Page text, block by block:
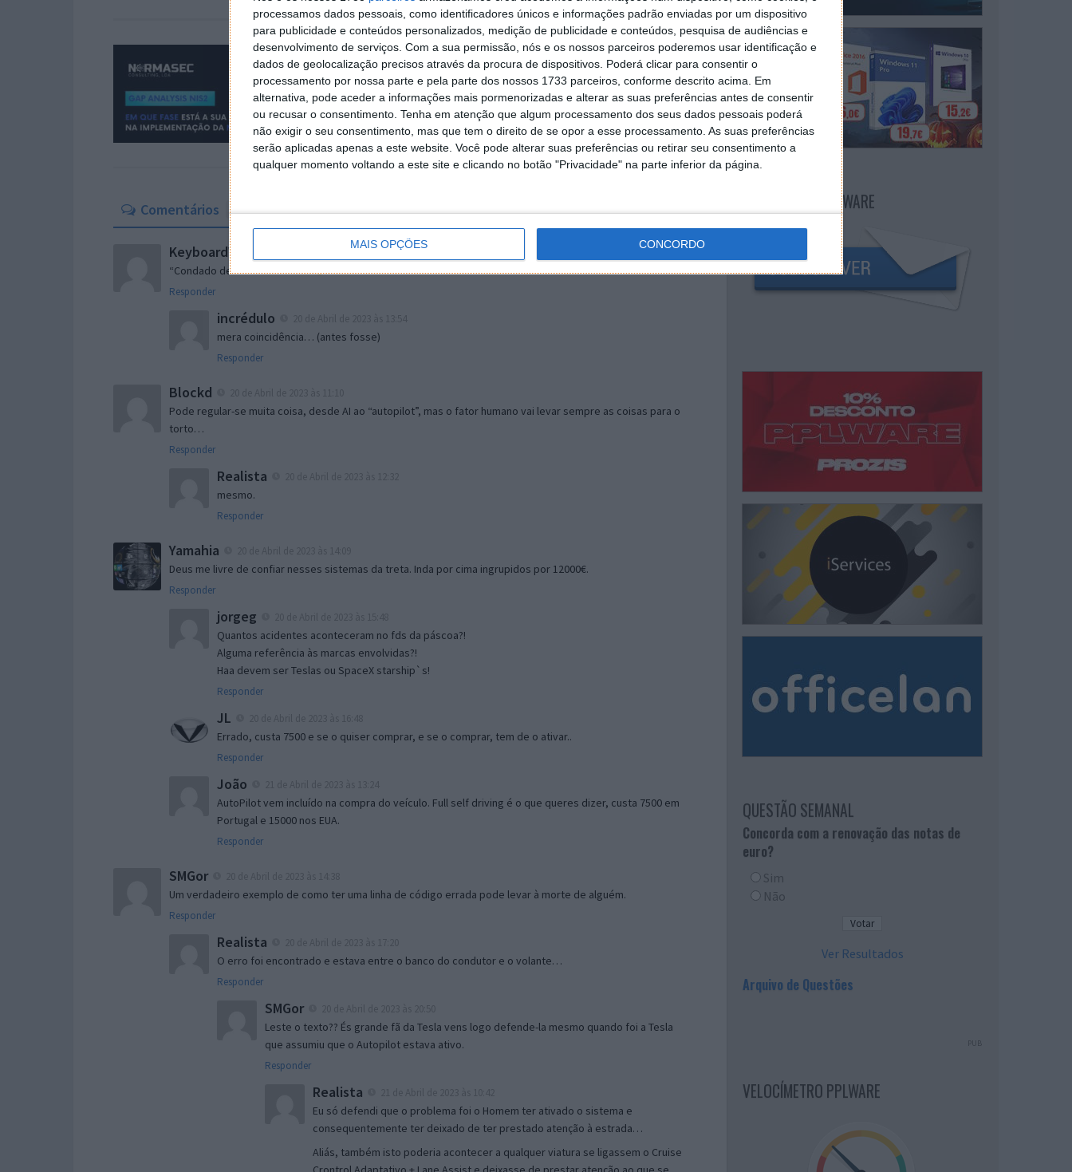
processamos dados pessoais, como identificadores únicos e informações padrão enviadas por um dispositivo
para publicidade e conteúdos personalizados, medição de publicidade e conteúdos, pesquisa de audiências e
desenvolvimento de serviços. Com a sua permissão, nós e os nossos parceiros poderemos usar identificação e
dados de geolocalização precisos através da procura de dispositivos. Poderá clicar para consentir o
processamento por nossa parte e pela parte dos nossos 1733 parceiros, conforme descrito acima. Em
alternativa, pode aceder a informações mais pormenorizadas e alterar as suas preferências antes de consentir
ou recusar o consentimento. Tenha em atenção que algum processamento dos seus dados pessoais poderá
não exigir o seu consentimento, mas que tem o direito de se opor a esse processamento. As suas preferências
serão aplicadas apenas a este website. Você pode alterar suas preferências ou retirar seu consentimento a
qualquer momento voltando a este site e clicando no botão "Privacidade" na parte inferior da página.
MAIS OPÇÕES CONCORDO
Comentários 13
KeyboardWarrior 20 de Abril de 2023 às 11:04
“Condado de Contra Costa…”
Responder
incrédulo
mera coincidência… (antes fosse)
Responder
Blockd
Pode regular-se muita coisa, desde AI ao “autopilot”, mas o fator humano vai levar sempre as coisas para o
torto…
Responder
Realista
mesmo.
Responder
Yamahia
Deus me livre de confiar nesses sistemas da treta. Inda por cima ingrupidos por 12000€.
Responder
jorgeg
Quantos acidentes aconteceram no fds da páscoa?!
Alguma referência às marcas envolvidas?!
Haa devem ser Teslas ou SpaceX starship`s!
Responder
JL
Errado, custa 7500 e se o quiser comprar, e se o comprar, tem de o ativar..
Responder
João
AutoPilot vem incluído na compra do veículo. Full self driving é o que queres dizer, custa 7500 em
Portugal e 15000 nos EUA.
Responder
SMGor
Um verdadeiro exemplo de como ter uma linha de código errada pode levar à morte de alguém.
Responder
Realista
O erro foi encontrado e estava entre o banco do condutor e o volante…
Responder
SMGor
Leste o texto?? És grande fã da Tesla vens logo defende-la mesmo quando foi a Tesla
que assumiu que o Autopilot estava ativo.
Responder
Realista
Eu só defendi que o problema foi o Homem ter ativado o sistema e
consequentemente ter deixado de ter prestado atenção à estrada…
Aliás, também isto poderia acontecer a qualquer viatura se ligassem o Cruise
NEWSLETTER PPLWARE
QUESTÃO SEMANAL
Concorda com a renovação das notas de
euro?
Sim
Não
Ver Resultados
Arquivo de Questões
PUB
VELOCÍMETRO PPLWARE